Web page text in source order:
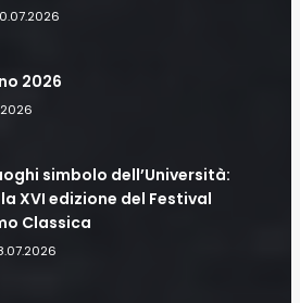
2026
simbolo dell’Università:
XVI edizione del Festival
Classica